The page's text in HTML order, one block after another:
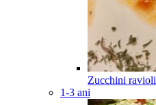
Zucchini ravioli
1-3 ani